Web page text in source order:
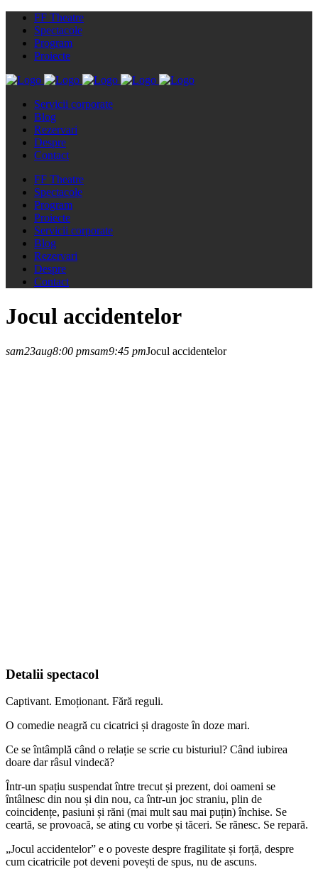
FF Theatre
Spectacole
Program
Proiecte
Servicii corporate
Blog
Rezervari
Despre
Contact
FF Theatre
Spectacole
Program
Proiecte
Servicii corporate
Blog
Rezervari
Despre
Contact
Jocul accidentelor
sam23aug8:00 pmsam9:45 pmJocul accidentelor
Detalii spectacol
Captivant. Emoționant. Fără reguli.
O comedie neagră cu cicatrici și dragoste în doze mari.
Ce se întâmplă când o relație se scrie cu bisturiul? Când iubirea
doare dar râsul vindecă?
Într-un spațiu suspendat între trecut și prezent, doi oameni se
întâlnesc din nou și din nou, ca într-un joc straniu, plin de
coincidențe, pasiuni și răni (mai mult sau mai puțin) închise. Se
ceartă, se provoacă, se ating cu vorbe și tăceri. Se rănesc. Se repară.
„Jocul accidentelor” e o poveste despre fragilitate și forță, despre
cum cicatricile pot deveni povești de spus, nu de ascuns.